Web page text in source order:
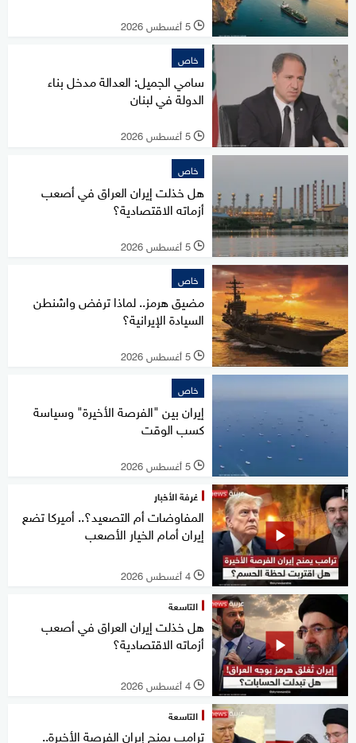
l 5 أغسطس 2026
خاص
سامي الجميل: العدالة مدخل بناء
الدولة في لبنان
l 5 أغسطس 2026
خاص
هل خذلت إيران العراق في أصعب
أزماته الاقتصادية؟
l 5 أغسطس 2026
خاص
مضيق هرمز.. لماذا ترفض واشنطن
السيادة الإيرانية؟
l 5 أغسطس 2026
خاص
إيران بين "الفرصة الأخيرة" وسياسة
كسب الوقت
l 5 أغسطس 2026
غرفة الأخبار
المفاوضات أم التصعيد؟.. أميركا تضع
إيران أمام الخيار الأصعب
l 4 أغسطس 2026
التاسعة
هل خذلت إيران العراق في أصعب
أزماته الاقتصادية؟
l 4 أغسطس 2026
التاسعة
ترامب يمنح إيران الفرصة الأخيرة..